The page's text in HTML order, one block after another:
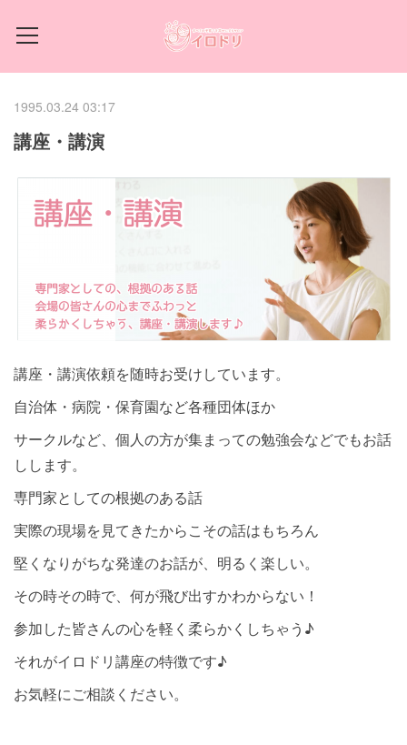
1995.03.24 03:17
講座・講演
講座・講演依頼を随時お受けしています。
自治体・病院・保育園など各種団体ほか
サークルなど、個人の方が集まっての勉強会などでもお話
しします。
専門家としての根拠のある話
実際の現場を見てきたからこその話はもちろん
堅くなりがちな発達のお話が、明るく楽しい。
その時その時で、何が飛び出すかわからない！
参加した皆さんの心を軽く柔らかくしちゃう♪
それがイロドリ講座の特徴です♪
お気軽にご相談ください。